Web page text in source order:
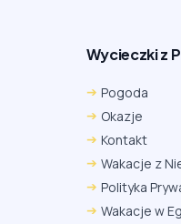
Wycieczki z
Pogoda
Okazje
Kontakt
Wakacje z
Polityka
Wakacje w